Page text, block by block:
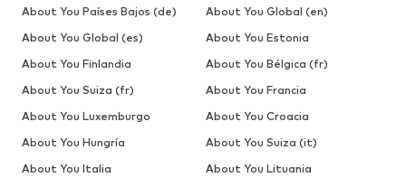
About You Países Bajos (de)
About You Global (en)
About You Global (es)
About You Estonia
About You Finlandia
About You Bélgica (fr)
About You Suiza (fr)
About You Francia
About You Luxemburgo
About You Croacia
About You Hungría
About You Suiza (it)
About You Italia
About You Lituania